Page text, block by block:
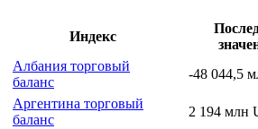
Индекс
Албания торговый
баланс
-48 044,5
Аргентина торговый
баланс
2 194 млн